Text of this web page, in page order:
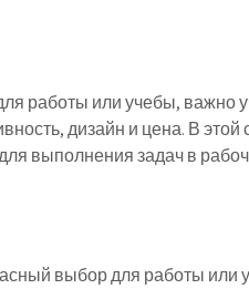
работы или учебы, важно
дизайн и цена. В
выполнения задач в
выбор для работы или